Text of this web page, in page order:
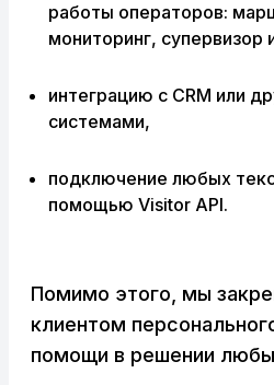
работы операторов:
мониторинг, супервизор
интеграцию с CRM или
системами,
подключение любых
помощью Visitor API.
Помимо этого, мы
клиентом
помощи в решении